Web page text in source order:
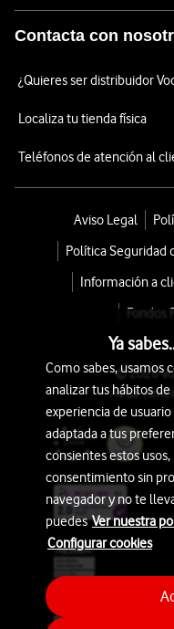
Contacta con
¿Quieres ser distribuidor
Localiza tu tienda física
Teléfonos de atención al
Aviso Legal
Política Seguridad
Información a
Fondos
© 2026
Avda.
Ya
Como sabes, usamos
analizar tus hábitos
experiencia de
adaptada a tus
consientes estos
consentimiento sin
navegador y no te
puedesVer nuestra
Configurar cookies